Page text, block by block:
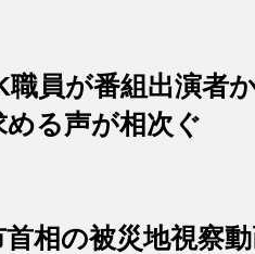
職員が番組出演者
める声が相次ぐ
首相の被災地視察